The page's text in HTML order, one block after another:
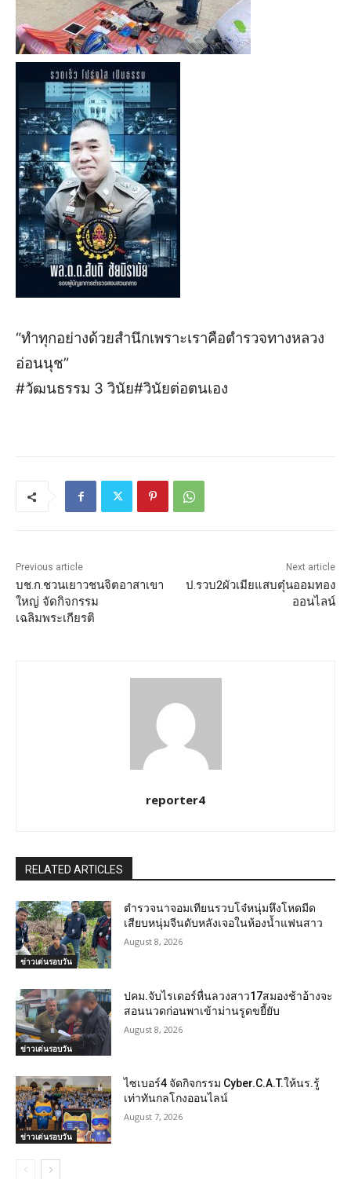
“ทำทุกอย่างด้วยสำนึกเพราะเราคือตำรวจทางหลวง
อ่อนนุช”
#วัฒนธรรม 3 วินัย#วินัยต่อตนเอง
Previous article
บช.ก.ชวนเยาวชนจิตอาสาเขา
ใหญ่ จัดกิจกรรม
เฉลิมพระเกียรติ
Next article
ป.รวบ2ผัวเมียแสบตุ๋นออมทอง
ออนไลน์
reporter4
RELATED ARTICLES
ข่าวเด่นรอบวัน
ตำรวจนาจอมเทียนรวบโจ๋หนุ่มหึงโหดมีด
เสียบหนุ่มจีนดับหลังเจอในห้องน้ำแฟนสาว
August 8, 2026
ข่าวเด่นรอบวัน
ปคม.จับไรเดอร์หื่นลวงสาว17สมองช้าอ้างจะ
สอนนวดก่อนพาเข้าม่านรูดขยี้ยับ
August 8, 2026
ข่าวเด่นรอบวัน
ไซเบอร์4 จัดกิจกรรม Cyber.C.A.T.ให้นร.รู้
เท่าทันกลโกงออนไลน์
August 7, 2026